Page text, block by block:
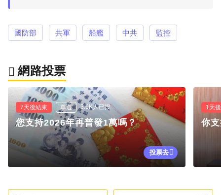
國防部 共軍 船艦 中共 監控
網路投票
7天後結束 單選 3.6K人已投
您支持2026年再普發1萬嗎？
投票去
1天
你